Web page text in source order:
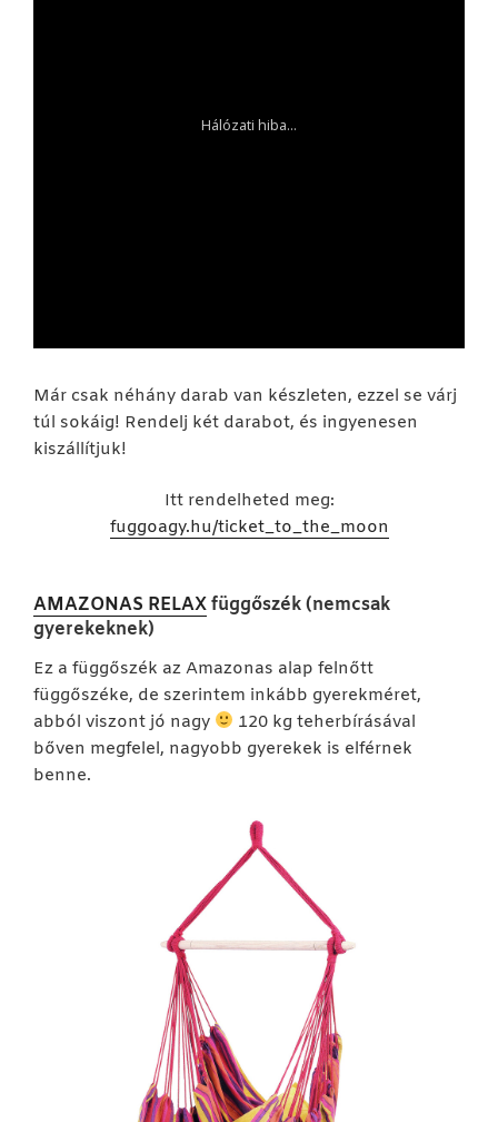
Már csak néhány darab van készleten, ezzel se várj
túl sokáig! Rendelj két darabot, és ingyenesen
kiszállítjuk!
Itt rendelheted meg:
fuggoagy.hu/ticket_to_the_moon
AMAZONAS RELAXfüggőszék (nemcsak
gyerekeknek)
Ez a függőszék az Amazonas alap felnőtt
függőszéke, de szerintem inkább gyerekméret,
abból viszont jó nagy
120 kg teherbírásával
bőven megfelel, nagyobb gyerekek is elférnek
benne.